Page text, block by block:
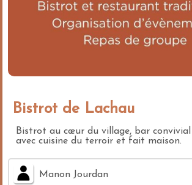
Bistrot de Lachau
Bistrot au cœur du village, bar
avec cuisine du terroir et fait maison.
Manon Jourdan